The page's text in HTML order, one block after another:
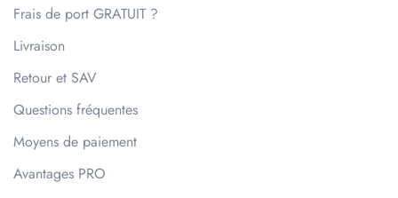
Frais de port GRATUIT ?
Livraison
Retour et SAV
Questions fréquentes
Moyens de paiement
Avantages PRO